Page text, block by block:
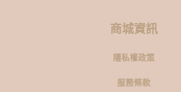
商城資訊
隱私權政策
服務條款